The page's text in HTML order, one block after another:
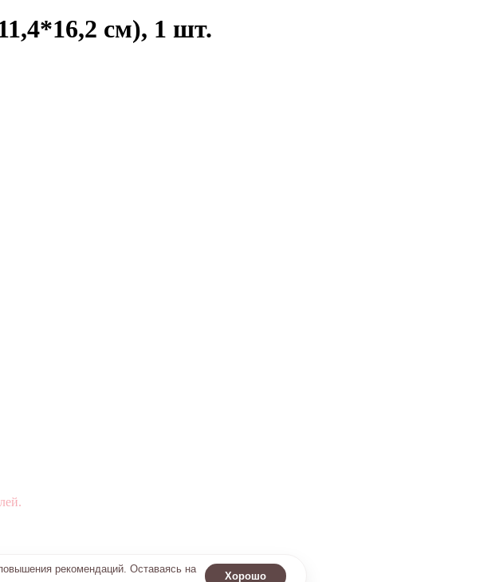
см), 1 шт.
рекомендаций. Оставаясь на
Хорошо